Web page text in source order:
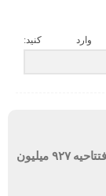
کنید:
رکوردشکنی تاریخی «مرد عنکبوتی: روزی نو»؛ افتتاحیه ۹۲۷ میلیون